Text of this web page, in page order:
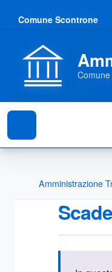
Comune Scontrone
Amministrazione